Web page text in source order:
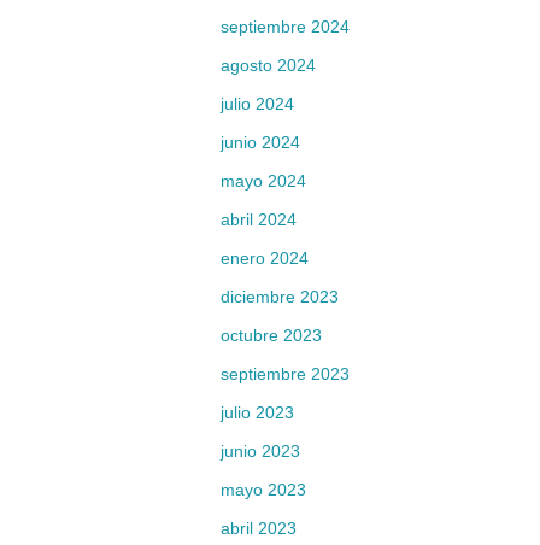
septiembre 2024
agosto 2024
julio 2024
junio 2024
mayo 2024
abril 2024
enero 2024
diciembre 2023
octubre 2023
septiembre 2023
julio 2023
junio 2023
mayo 2023
abril 2023